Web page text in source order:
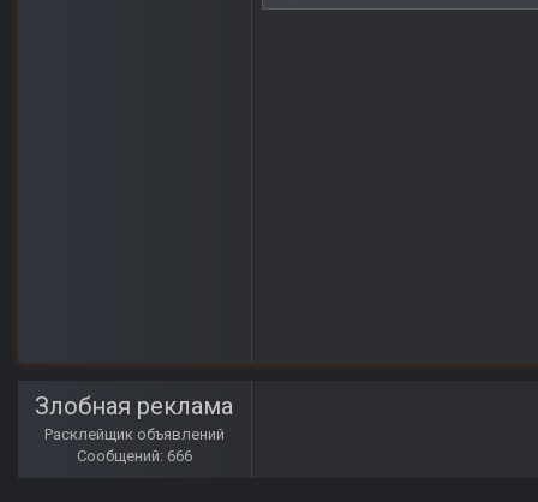
Злобная реклама
Расклейщик объявлений
Сообщений: 666